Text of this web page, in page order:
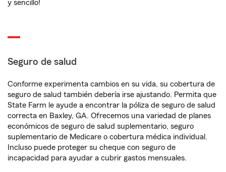
y sencillo!
Seguro de salud
Conforme experimenta cambios en su vida, su cobertura de
seguro de salud también debería irse ajustando. Permita que
State Farm le ayude a encontrar la póliza de seguro de salud
correcta en Baxley, GA. Ofrecemos una variedad de planes
económicos de seguro de salud suplementario, seguro
suplementario de Medicare o cobertura médica individual.
Incluso puede proteger su cheque con seguro de
incapacidad para ayudar a cubrir gastos mensuales.